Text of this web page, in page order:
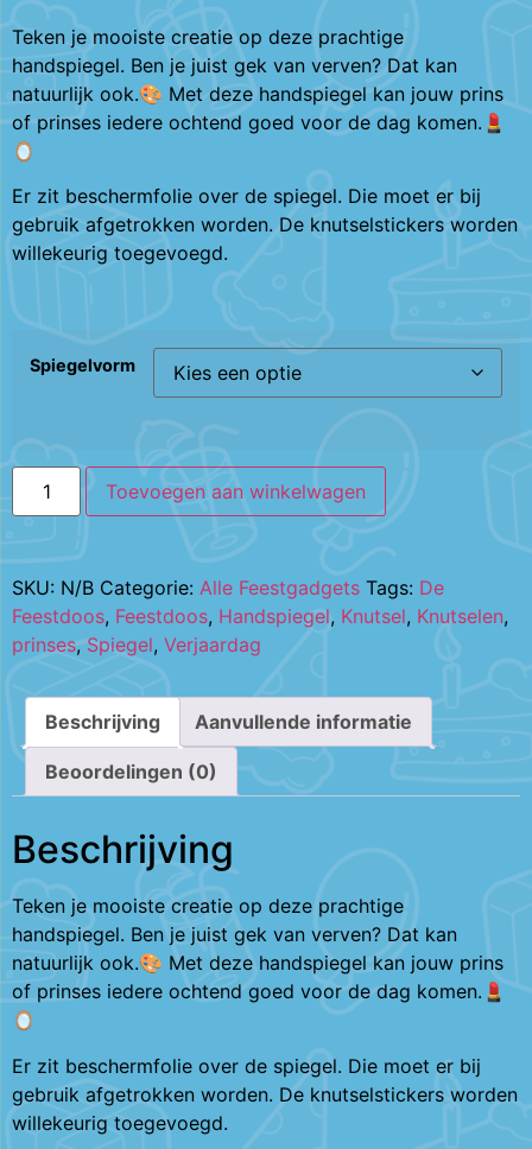
Teken je mooiste creatie op deze prachtige
handspiegel. Ben je juist gek van verven? Dat kan
natuurlijk ook.🎨 Met deze handspiegel kan jouw prins
of prinses iedere ochtend goed voor de dag komen.💄
🪞
Er zit beschermfolie over de spiegel. Die moet er bij
gebruik afgetrokken worden. De knutselstickers worden
willekeurig toegevoegd.
Spiegelvorm
Toevoegen aan winkelwagen
SKU: N/B Categorie: Alle Feestgadgets Tags: De
Feestdoos, Feestdoos, Handspiegel, Knutsel, Knutselen,
prinses, Spiegel, Verjaardag
Beschrijving Aanvullende informatie
Beoordelingen (0)
Beschrijving
Teken je mooiste creatie op deze prachtige
handspiegel. Ben je juist gek van verven? Dat kan
natuurlijk ook.🎨 Met deze handspiegel kan jouw prins
of prinses iedere ochtend goed voor de dag komen.💄
🪞
Er zit beschermfolie over de spiegel. Die moet er bij
gebruik afgetrokken worden. De knutselstickers worden
willekeurig toegevoegd.